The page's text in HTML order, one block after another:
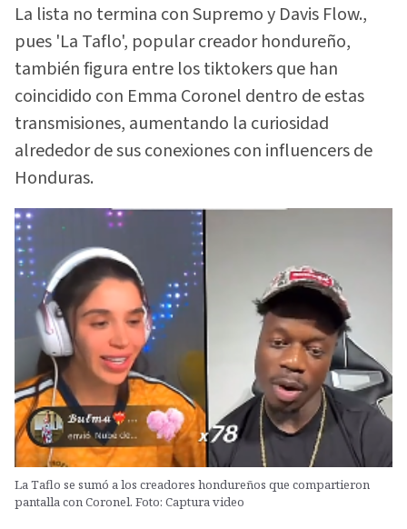
La lista no termina con Supremo y Davis Flow.,
pues 'La Taflo', popular creador hondureño,
también figura entre los tiktokers que han
coincidido con Emma Coronel dentro de estas
transmisiones, aumentando la curiosidad
alrededor de sus conexiones con influencers de
Honduras.
La Taflo se sumó a los creadores hondureños que compartieron
pantalla con Coronel. Foto: Captura video